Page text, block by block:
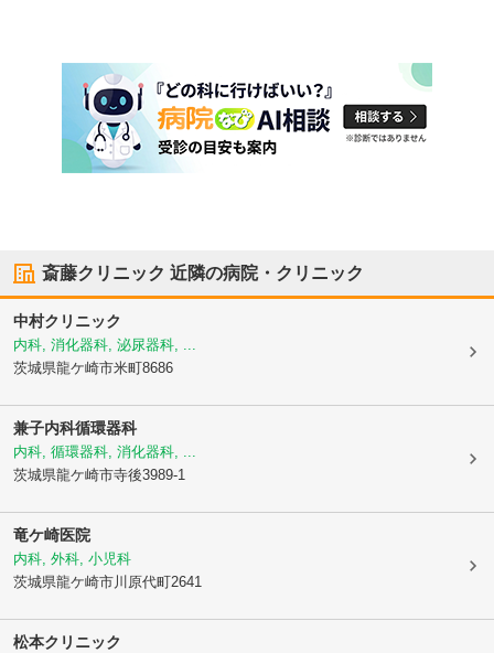
斎藤クリニック 近隣の病院・クリニック
中村クリニック
内科, 消化器科, 泌尿器科, ...
茨城県龍ケ崎市米町8686
兼子内科循環器科
内科, 循環器科, 消化器科, ...
茨城県龍ケ崎市寺後3989-1
竜ケ崎医院
内科, 外科, 小児科
茨城県龍ケ崎市川原代町2641
松本クリニック